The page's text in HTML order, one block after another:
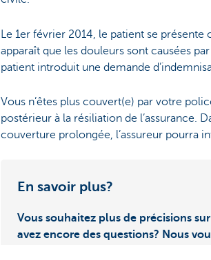
Le 1er février 2014, le patient se
apparaît que les douleurs sont causées
patient introduit une demande
Vous n’êtes plus couvert(e) par votre
postérieur à la résiliation de l’assurance.
couverture prolongée, l’assureur pourra
En savoir plus?
Vous souhaitez plus de précisions
avez encore des questions? Nous